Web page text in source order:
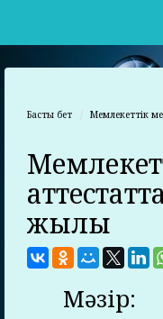
Басты бет Мемлекеттік
жылы
Мәзір: